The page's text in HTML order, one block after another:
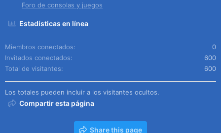
Foro de consolas y juegos
Estadísticas en línea
Miembros conectados
0
Invitados conectados
600
Total de visitantes
600
Los totales pueden incluir a los visitantes ocultos.
Compartir esta página
Share this page